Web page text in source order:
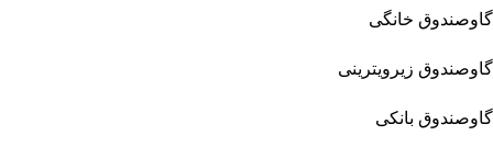
گاوصندوق خانگی
گاوصندوق زیرویترینی
گاوصندوق بانکی